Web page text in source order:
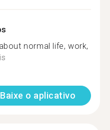
normal life, work,
Baixe o aplicativo